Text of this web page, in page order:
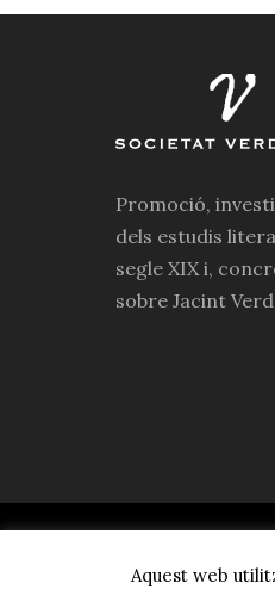
Promoció,
dels estudis
segle XIX i,
sobre Jacint
Aquest web